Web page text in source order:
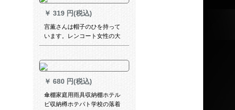
自动车レンコ-ト男女の电气瓶
车ポ-トを大きくします。
￥ 319 円(税込)
宫薫さんは帽子のひを持って
います。レンコート女性の大
人のコートを歩いて、透明な
一人乗りのポンチ自転车学生
EVAの厚いレンコートは透明
です。
￥ 680 円(税込)
傘棚家庭用雨具収納棚ホテル
ビ収納樽ホテパト学校の落着